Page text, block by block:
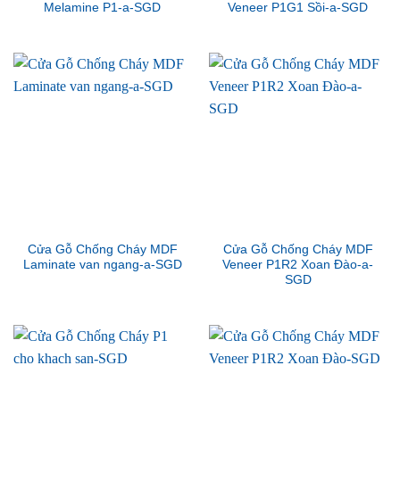
Melamine P1-a-SGD Veneer P1G1 Sồi-a-SGD
Cửa Gỗ Chống Cháy MDF
Laminate van ngang-a-SGD
Cửa Gỗ Chống Cháy MDF
Veneer P1R2 Xoan Đào-a-
SGD